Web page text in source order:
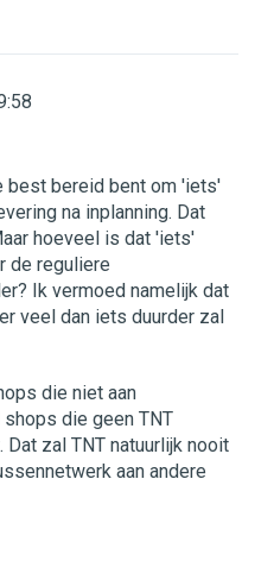
best bereid bent om 'iets'
na inplanning. Dat
hoeveel is dat 'iets'
de reguliere
Ik vermoed namelijk dat
veel dan iets duurder zal
die niet aan
die geen TNT
zal TNT natuurlijk nooit
aan andere